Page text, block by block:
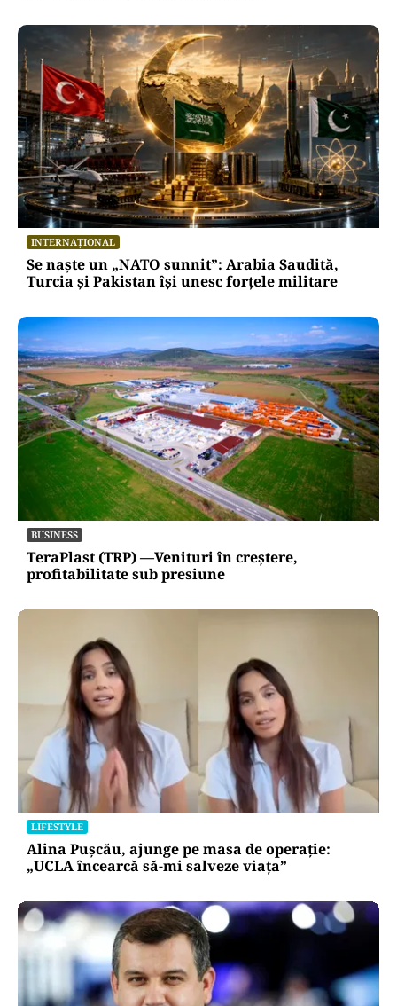
INTERNAȚIONAL
Se naște un „NATO sunnit”: Arabia Saudită,
Turcia și Pakistan își unesc forțele militare
BUSINESS
TeraPlast (TRP) —Venituri în creștere,
profitabilitate sub presiune
LIFESTYLE
Alina Pușcău, ajunge pe masa de operație:
„UCLA încearcă să-mi salveze viața”